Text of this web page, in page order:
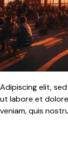
Adipiscing elit,
ut labore et dolore
veniam, quis